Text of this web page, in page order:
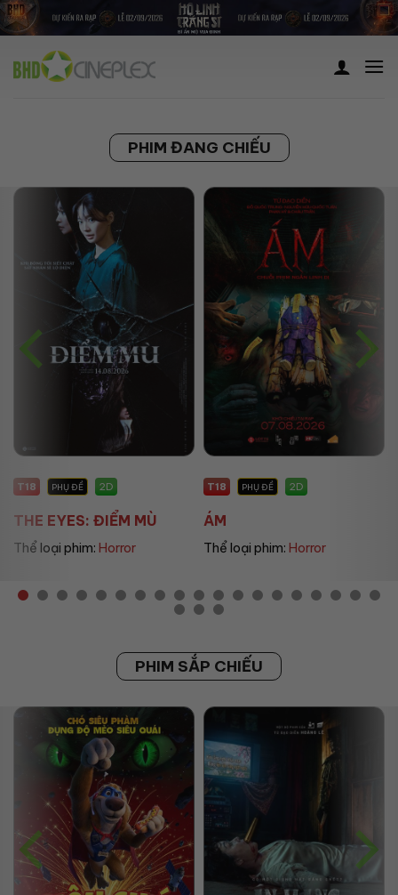
Skip
to
content
PHIM ĐANG CHIẾU
T18 PHỤ ĐỀ 2D
ÁM
Thể loại phim:Horror
P PHỤ ĐỀ 2D
UMAMUSUME: PRETT...
Thể loại phim:Animation
PHIM SẮP CHIẾU